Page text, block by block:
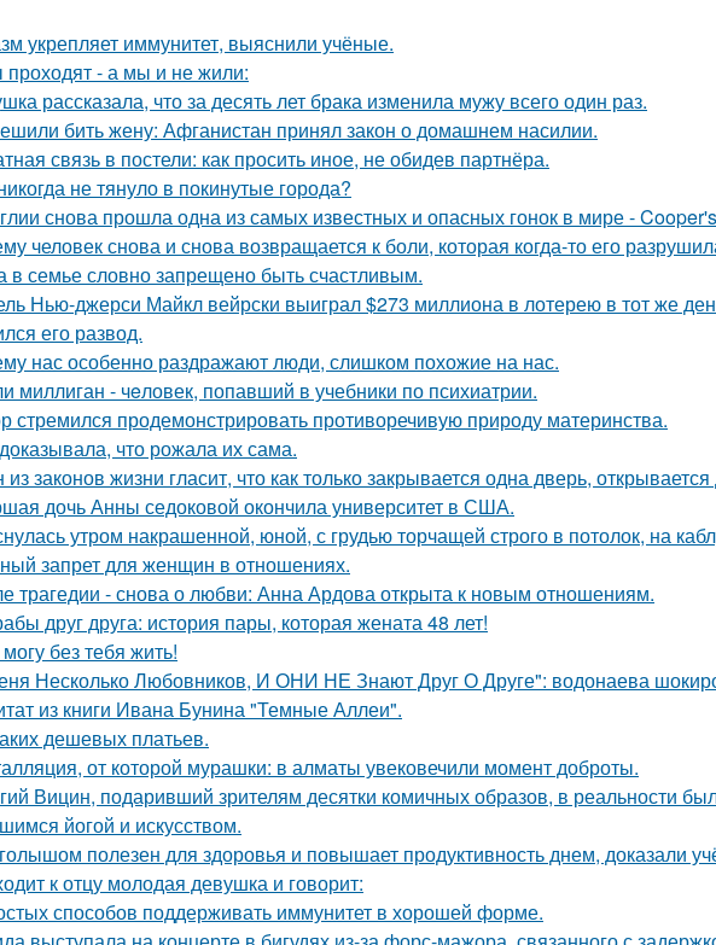
укрепляет иммунитет, выяснили учёные.
проходят - а мы и не жили:
рассказала, что за десять лет брака изменила мужу всего один раз.
бить жену: Афганистан принял закон о домашнем насилии.
связь в постели: как просить иное, не обидев партнёра.
не тянуло в покинутые города?
снова прошла одна из самых известных и опасных гонок в мире -
человек снова и снова возвращается к боли, которая когда-то его
в семье словно запрещено быть счастливым.
Нью-джерси Майкл вейрски выиграл $273 миллиона в лотерею в тот же
его развод.
нас особенно раздражают люди, слишком похожие на нас.
миллиган - чeловек, попавший в учебники по психиатрии.
стремился продемонстрировать противоречивую природу материнства.
что рожала их сама.
законов жизни гласит, что как только закрывается одна дверь, открывается
дочь Анны седоковой окончила университет в США.
утром накрашенной, юной, с грудью торчащей строго в потолок, на
запрет для женщин в отношениях.
трагедии - снова о любви: Анна Ардова открыта к новым отношениям.
друг друга: история пары, которая жената 48 лет!
без тебя жить!
Несколько Любовников, И ОНИ НЕ Знают Друг О Друге": водонаева
из книги Ивана Бунина "Темные Аллеи".
дешевых платьев.
от которой мурашки: в алматы увековечили момент доброты.
Вицин, подаривший зрителям десятки комичных образов, в реальности
йогой и искусством.
полезен для здоровья и повышает продуктивность днем, доказали
к отцу молодая девушка и говорит:
способов поддерживать иммунитет в хорошей форме.